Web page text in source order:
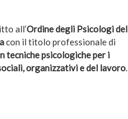
all’Ordine degli Psicologi
con il titolo professionale di
tecniche psicologiche per i
organizzativi e del lavoro.